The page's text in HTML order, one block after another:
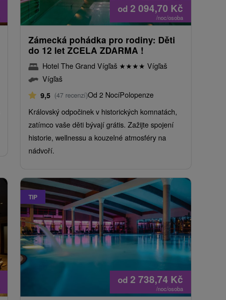
od 2 094,70 Kč
/noc/osoba
Zámecká pohádka pro rodiny: Děti
do 12 let ZCELA ZDARMA !
Hotel The Grand Vígľaš ★★★★ Vígľaš
Vígľaš
9,5 (47 recenzí)Od 2 NocíPolopenze
Královský odpočinek v historických komnatách,
zatímco vaše děti bývají grátis. Zažijte spojení
historie, wellnessu a kouzelné atmosféry na
nádvoří.
TIP
od 2 738,74 Kč
/noc/osoba